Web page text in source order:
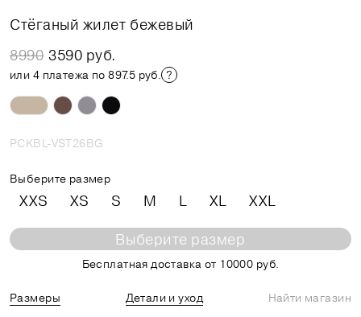
Стёганый жилет бежевый
8990 3590 руб.
или 4 платежа по 897.5 руб.
PCKBL-VST26BG
Выберите размер
XXS XS S M L XL XXL
Выберите размер
Бесплатная доставка от 10000 руб.
Размеры Детали и уход
Найти магазин